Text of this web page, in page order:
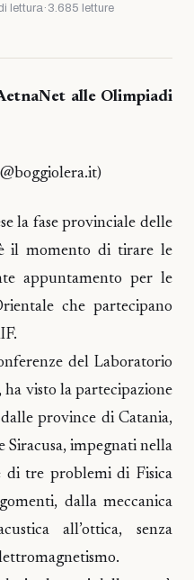
lettura· 3.685 letture
alle Olimpiadi
la fase provinciale delle
il momento di tirare le
appuntamento per le
che partecipano
del Laboratorio
ha visto la partecipazione
province di Catania,
Siracusa, impegnati nella
di tre problemi di Fisica
dalla meccanica
all’ottica, senza